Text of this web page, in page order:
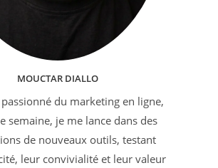
MOUCTAR DIALLO
passionné du marketing en ligne,
semaine, je me lance dans des
de nouveaux outils, testant
leur convivialité et leur valeur